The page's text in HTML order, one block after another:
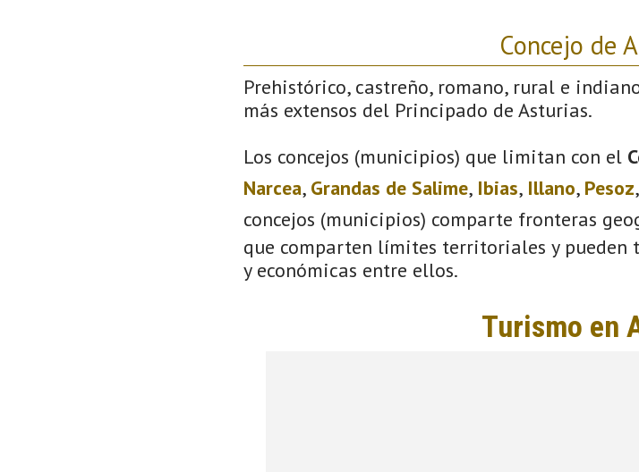
Concejo de
Prehistórico, castreño, romano, rural e
más extensos del Principado de Asturias.
Los concejos (municipios) que limitan con el
Narcea, Grandas de Salime, Ibias, Illano, Pesoz,
concejos (municipios) comparte fronteras
que comparten límites territoriales y pueden
y económicas entre ellos.